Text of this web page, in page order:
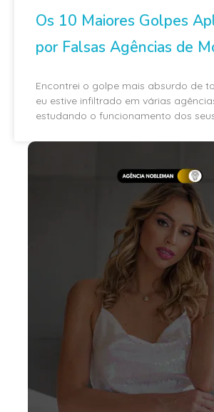
Os 10 Maiores Golpes
por Falsas Agências de
Encontrei o golpe mais absurdo de
eu estive infiltrado em várias
estudando o funcionamento dos